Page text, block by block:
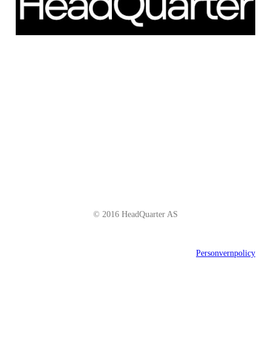
© 2016 HeadQuarter AS
Personvernpolicy